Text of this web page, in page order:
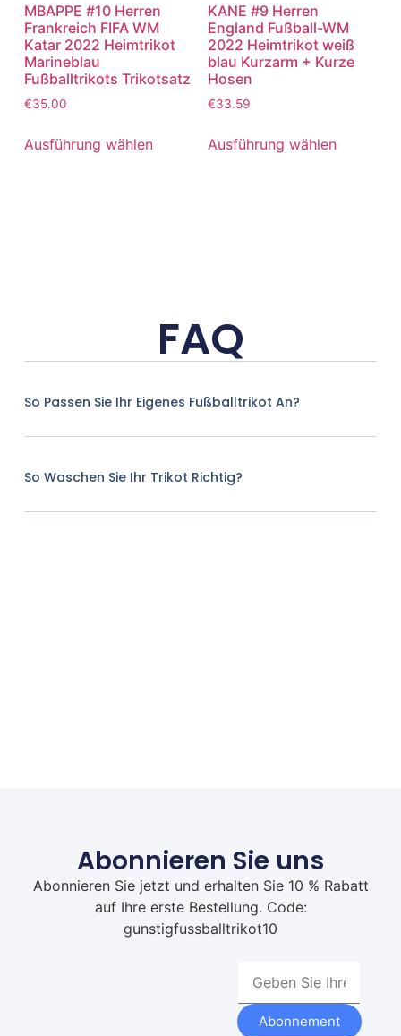
MBAPPE #10 Herren
Frankreich FIFA WM
Katar 2022 Heimtrikot
Marineblau
Fußballtrikots Trikotsatz
€35.00
Ausführung wählen
KANE #9 Herren
England Fußball-WM
2022 Heimtrikot weiß
blau Kurzarm + Kurze
Hosen
€33.59
Ausführung wählen
FAQ
So Passen Sie Ihr Eigenes Fußballtrikot An?
So Waschen Sie Ihr Trikot Richtig?
Abonnieren Sie uns
Abonnieren Sie jetzt und erhalten Sie 10 % Rabatt
auf Ihre erste Bestellung. Code:
gunstigfussballtrikot10
Abonnement